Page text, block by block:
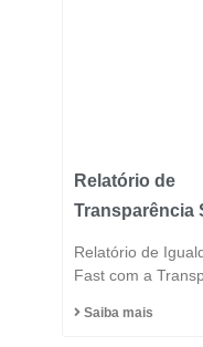
Relatório de
Transparência
Relatório de
Fast com a
Saiba mais